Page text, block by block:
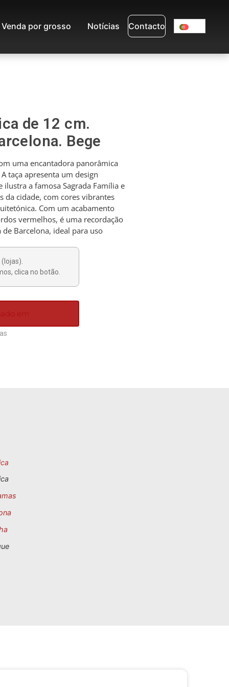
Venda por grosso Notícias Contacto
de 12 cm.
Bege
uma encantadora panorâmica
taça apresenta um design
a famosa Sagrada Família e
da cidade, com cores vibrantes
Com um acabamento
vermelhos, é uma recordação
Barcelona, ideal para uso
clica no botão.
em